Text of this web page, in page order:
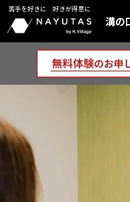
苦手を好きに 好きが得意に
溝の